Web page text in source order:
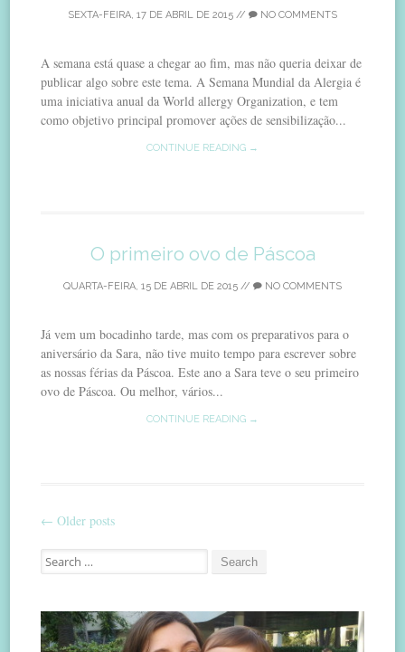
SEXTA-FEIRA, 17 DE ABRIL DE 2015 // NO COMMENTS
A semana está quase a chegar ao fim, mas não queria deixar de
publicar algo sobre este tema. A Semana Mundial da Alergia é
uma iniciativa anual da World allergy Organization, e tem
como objetivo principal promover ações de sensibilização...
CONTINUE READING →
O primeiro ovo de Páscoa
QUARTA-FEIRA, 15 DE ABRIL DE 2015 // NO COMMENTS
Já vem um bocadinho tarde, mas com os preparativos para o
aniversário da Sara, não tive muito tempo para escrever sobre
as nossas férias da Páscoa. Este ano a Sara teve o seu primeiro
ovo de Páscoa. Ou melhor, vários...
CONTINUE READING →
Post
navigation
← Older posts
Search
for: